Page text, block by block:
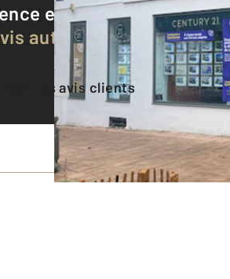
est notée8,8/10
authentifiés par
tous les avis clients